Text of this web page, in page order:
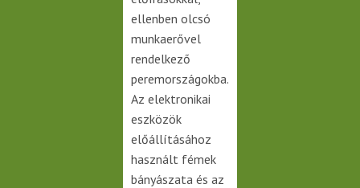
ellenben olcsó
munkaerővel
rendelkező
peremországokba.
Az elektronikai
eszközök
előállításához
használt fémek
bányászata és az